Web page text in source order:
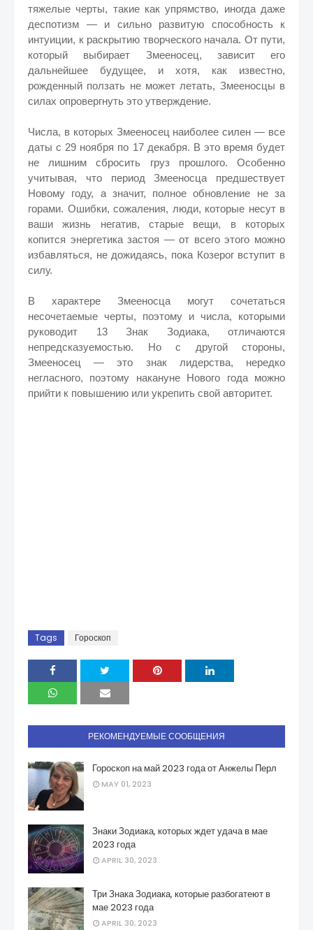
тяжелые черты, такие как упрямство, иногда даже
деспотизм — и сильно развитую способность к
интуиции, к раскрытию творческого начала. От пути,
который выбирает Змееносец, зависит его
дальнейшее будущее, и хотя, как известно,
рожденный ползать не может летать, Змееносцы в
силах опровергнуть это утверждение.
Числа, в которых Змееносец наиболее силен — все
даты с 29 ноября по 17 декабря. В это время будет
не лишним сбросить груз прошлого. Особенно
учитывая, что период Змееносца предшествует
Новому году, а значит, полное обновление не за
горами. Ошибки, сожаления, люди, которые несут в
ваши жизнь негатив, старые вещи, в которых
копится энергетика застоя — от всего этого можно
избавляться, не дожидаясь, пока Козерог вступит в
силу.
В характере Змееносца могут сочетаться
несочетаемые черты, поэтому и числа, которыми
руководит 13 Знак Зодиака, отличаются
непредсказуемостью. Но с другой стороны,
Змееносец — это знак лидерства, нередко
негласного, поэтому накануне Нового года можно
прийти к повышению или укрепить свой авторитет.
Tags Гороскоп
РЕКОМЕНДУЕМЫЕ СООБЩЕНИЯ
Гороскоп на май 2023 года от Анжелы Перл
MAY 01, 2023
Знаки Зодиака, которых ждет удача в мае
2023 года
APRIL 30, 2023
Три Знака Зодиака, которые разбогатеют в
мае 2023 года
APRIL 30, 2023